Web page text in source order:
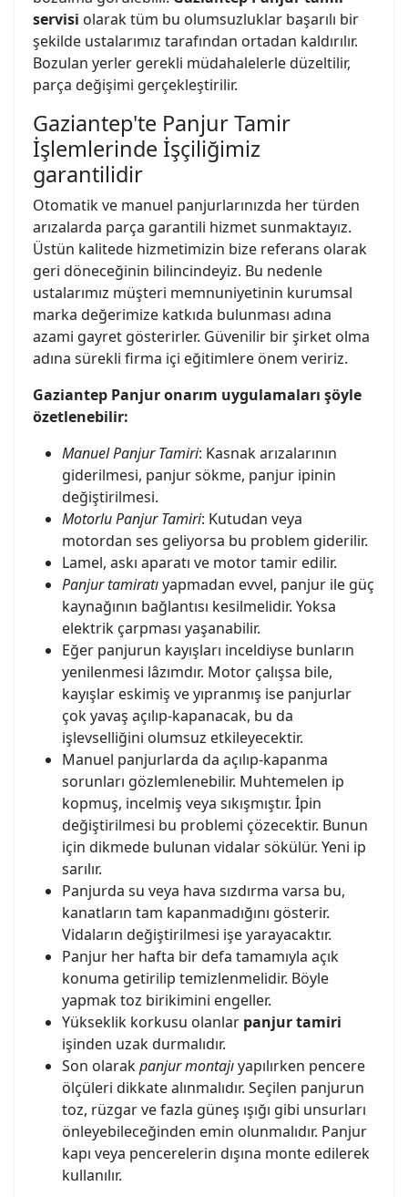
servisi olarak tüm bu olumsuzluklar başarılı bir
şekilde ustalarımız tarafından ortadan kaldırılır.
Bozulan yerler gerekli müdahalelerle düzeltilir,
parça değişimi gerçekleştirilir.
Gaziantep'te Panjur Tamir
İşlemlerinde İşçiliğimiz
garantilidir
Otomatik ve manuel panjurlarınızda her türden
arızalarda parça garantili hizmet sunmaktayız.
Üstün kalitede hizmetimizin bize referans olarak
geri döneceğinin bilincindeyiz. Bu nedenle
ustalarımız müşteri memnuniyetinin kurumsal
marka değerimize katkıda bulunması adına
azami gayret gösterirler. Güvenilir bir şirket olma
adına sürekli firma içi eğitimlere önem veririz.
Gaziantep Panjur onarım uygulamaları şöyle
özetlenebilir:
Manuel Panjur Tamiri: Kasnak arızalarının
giderilmesi, panjur sökme, panjur ipinin
değiştirilmesi.
Motorlu Panjur Tamiri: Kutudan veya
motordan ses geliyorsa bu problem giderilir.
Lamel, askı aparatı ve motor tamir edilir.
Panjur tamiratıyapmadan evvel, panjur ile güç
kaynağının bağlantısı kesilmelidir. Yoksa
elektrik çarpması yaşanabilir.
Eğer panjurun kayışları inceldiyse bunların
yenilenmesi lâzımdır. Motor çalışsa bile,
kayışlar eskimiş ve yıpranmış ise panjurlar
çok yavaş açılıp-kapanacak, bu da
işlevselliğini olumsuz etkileyecektir.
Manuel panjurlarda da açılıp-kapanma
sorunları gözlemlenebilir. Muhtemelen ip
kopmuş, incelmiş veya sıkışmıştır. İpin
değiştirilmesi bu problemi çözecektir. Bunun
için dikmede bulunan vidalar sökülür. Yeni ip
sarılır.
Panjurda su veya hava sızdırma varsa bu,
kanatların tam kapanmadığını gösterir.
Vidaların değiştirilmesi işe yarayacaktır.
Panjur her hafta bir defa tamamıyla açık
konuma getirilip temizlenmelidir. Böyle
yapmak toz birikimini engeller.
Yükseklik korkusu olanlar panjur tamiri
işinden uzak durmalıdır.
Son olarakpanjur montajıyapılırken pencere
ölçüleri dikkate alınmalıdır. Seçilen panjurun
toz, rüzgar ve fazla güneş ışığı gibi unsurları
önleyebileceğinden emin olunmalıdır. Panjur
kapı veya pencerelerin dışına monte edilerek
kullanılır.